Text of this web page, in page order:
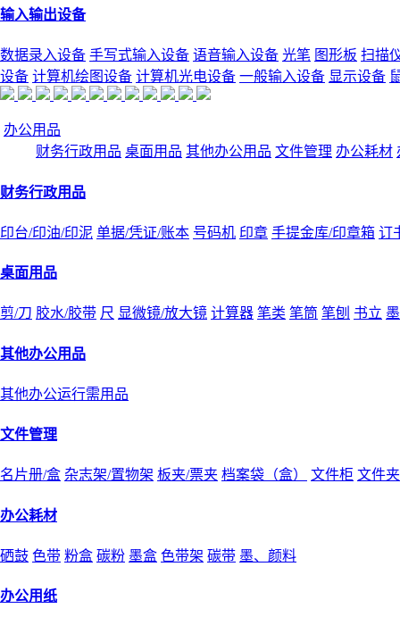
输入输出设备
数据录入设备 手写式输入设备 语音输入设备 光笔 图形板 扫描
设备 计算机绘图设备 计算机光电设备 一般输入设备 显示设备
办公用品
财务行政用品 桌面用品 其他办公用品 文件管理 办公耗材
财务行政用品
印台/印油/印泥 单据/凭证/账本 号码机 印章 手提金库/印章箱 订
桌面用品
剪/刀 胶水/胶带 尺 显微镜/放大镜 计算器 笔类 笔筒 笔刨 书立
其他办公用品
其他办公运行需用品
文件管理
名片册/盒 杂志架/置物架 板夹/票夹 档案袋（盒） 文件柜 文件
办公耗材
硒鼓 色带 粉盒 碳粉 墨盒 色带架 碳带 墨、颜料
办公用纸